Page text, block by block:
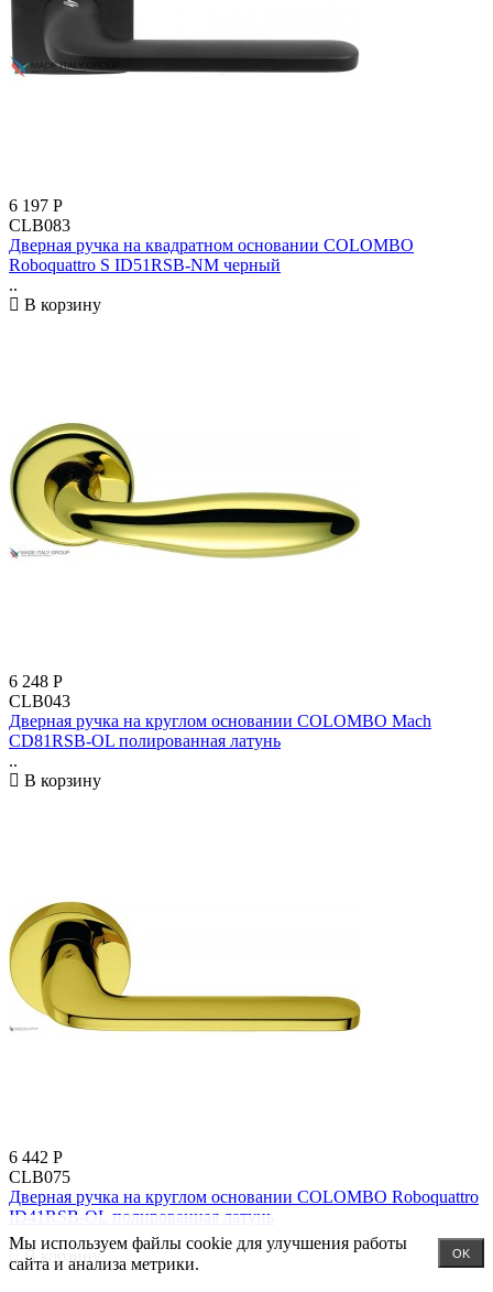
6 197 Р
CLB083
Дверная ручка на квадратном основании COLOMBO
Roboquattro S ID51RSB-NM черный
..
В корзину
6 248 Р
CLB043
Дверная ручка на круглом основании COLOMBO Mach
CD81RSB-OL полированная латунь
..
В корзину
6 442 Р
CLB075
Дверная ручка на круглом основании COLOMBO Roboquattro
ID41RSB-OL полированная латунь
..
В корзину
Мы используем файлы cookie для улучшения работы
сайта и анализа метрики.
OK